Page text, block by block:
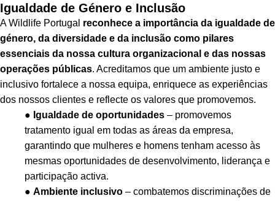
Igualdade de Género e Inclusão
A Wildlife Portugal reconhece a importância da igualdade de
género, da diversidade e da inclusão como pilares
essenciais da nossa cultura organizacional e das nossas
operações públicas. Acreditamos que um ambiente justo e
inclusivo fortalece a nossa equipa, enriquece as experiências
dos nossos clientes e reflecte os valores que promovemos.
● Igualdade de oportunidades – promovemos
tratamento igual em todas as áreas da empresa,
garantindo que mulheres e homens tenham acesso às
mesmas oportunidades de desenvolvimento, liderança e
participação activa.
● Ambiente inclusivo – combatemos discriminações de